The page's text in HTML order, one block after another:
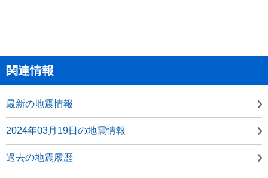
関連情報
最新の地震情報
2024年03月19日の地震情報
過去の地震履歴